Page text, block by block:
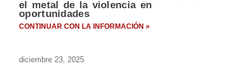
el metal de la violencia en
oportunidades
CONTINUAR CON LA INFORMACIÓN »
diciembre 23, 2025